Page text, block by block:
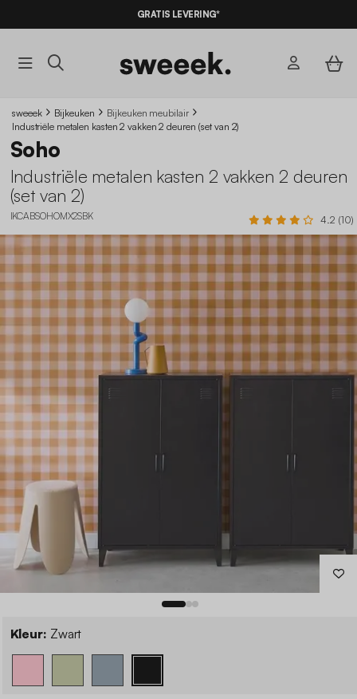
GRATIS LEVERING*
sweeek Bijkeuken
Bijkeuken meubilair
Industriële metalen kasten 2 vakken 2 deuren (set van 2)
Soho
Industriële metalen kasten 2 vakken 2 deuren
(set van 2)
IKCABSOHOMX2SBK 4.2 (10)
Kleur: Zwart